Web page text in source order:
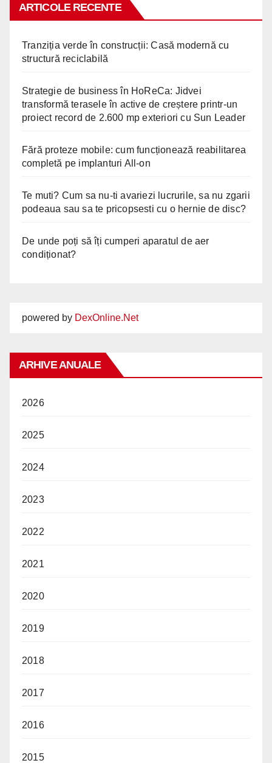
ARTICOLE RECENTE
Tranziția verde în construcții: Casă modernă cu
structură reciclabilă
Strategie de business în HoReCa: Jidvei
transformă terasele în active de creștere printr-un
proiect record de 2.600 mp exteriori cu Sun Leader
Fără proteze mobile: cum funcționează reabilitarea
completă pe implanturi All-on
Te muti? Cum sa nu-ti avariezi lucrurile, sa nu zgarii
podeaua sau sa te pricopsesti cu o hernie de disc?
De unde poți să îți cumperi aparatul de aer
condiționat?
powered by DexOnline.Net
ARHIVE ANUALE
2026
2025
2024
2023
2022
2021
2020
2019
2018
2017
2016
2015